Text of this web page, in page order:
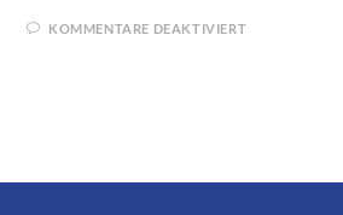
KOMMENTARE DEAKTIVIERT